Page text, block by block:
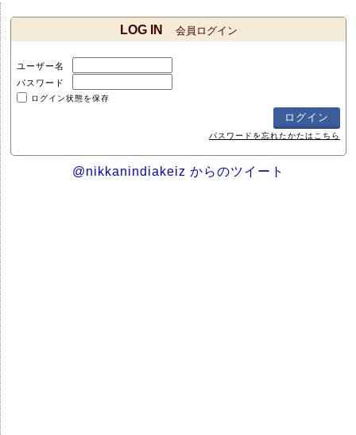
LOG IN 会員ログイン
ユーザー名
パスワード
ログイン状態を保存
パスワードを忘れたかたはこちら
@nikkanindiakeiz からのツイート